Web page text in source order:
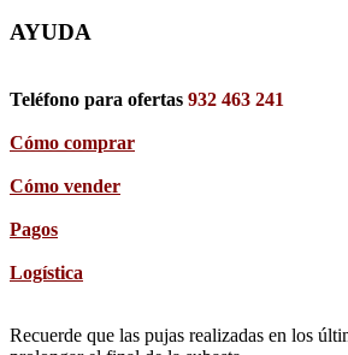
AYUDA
Teléfono para ofertas 932 463 241
Cómo comprar
Cómo vender
Pagos
Logística
Recuerde que las pujas realizadas en los